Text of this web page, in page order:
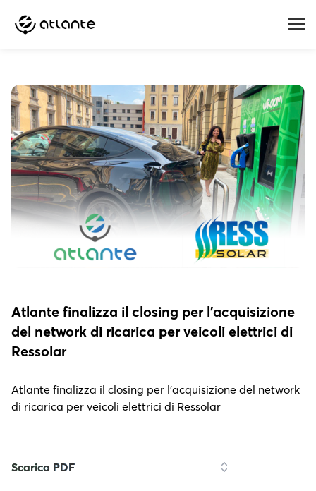
Menu
Atlante finalizza il closing per l’acquisizione
del network di ricarica per veicoli elettrici di
Ressolar
Atlante finalizza il closing per l’acquisizione del network
di ricarica per veicoli elettrici di Ressolar
Scarica PDF